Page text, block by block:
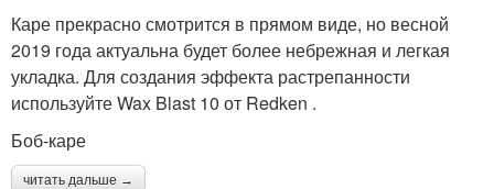
Каре прекрасно смотрится в прямом виде, но весной
2019 года актуальна будет более небрежная и легкая
укладка. Для создания эффекта растрепанности
используйте Wax Blast 10 от Redken .
Боб-каре
читать дальше →